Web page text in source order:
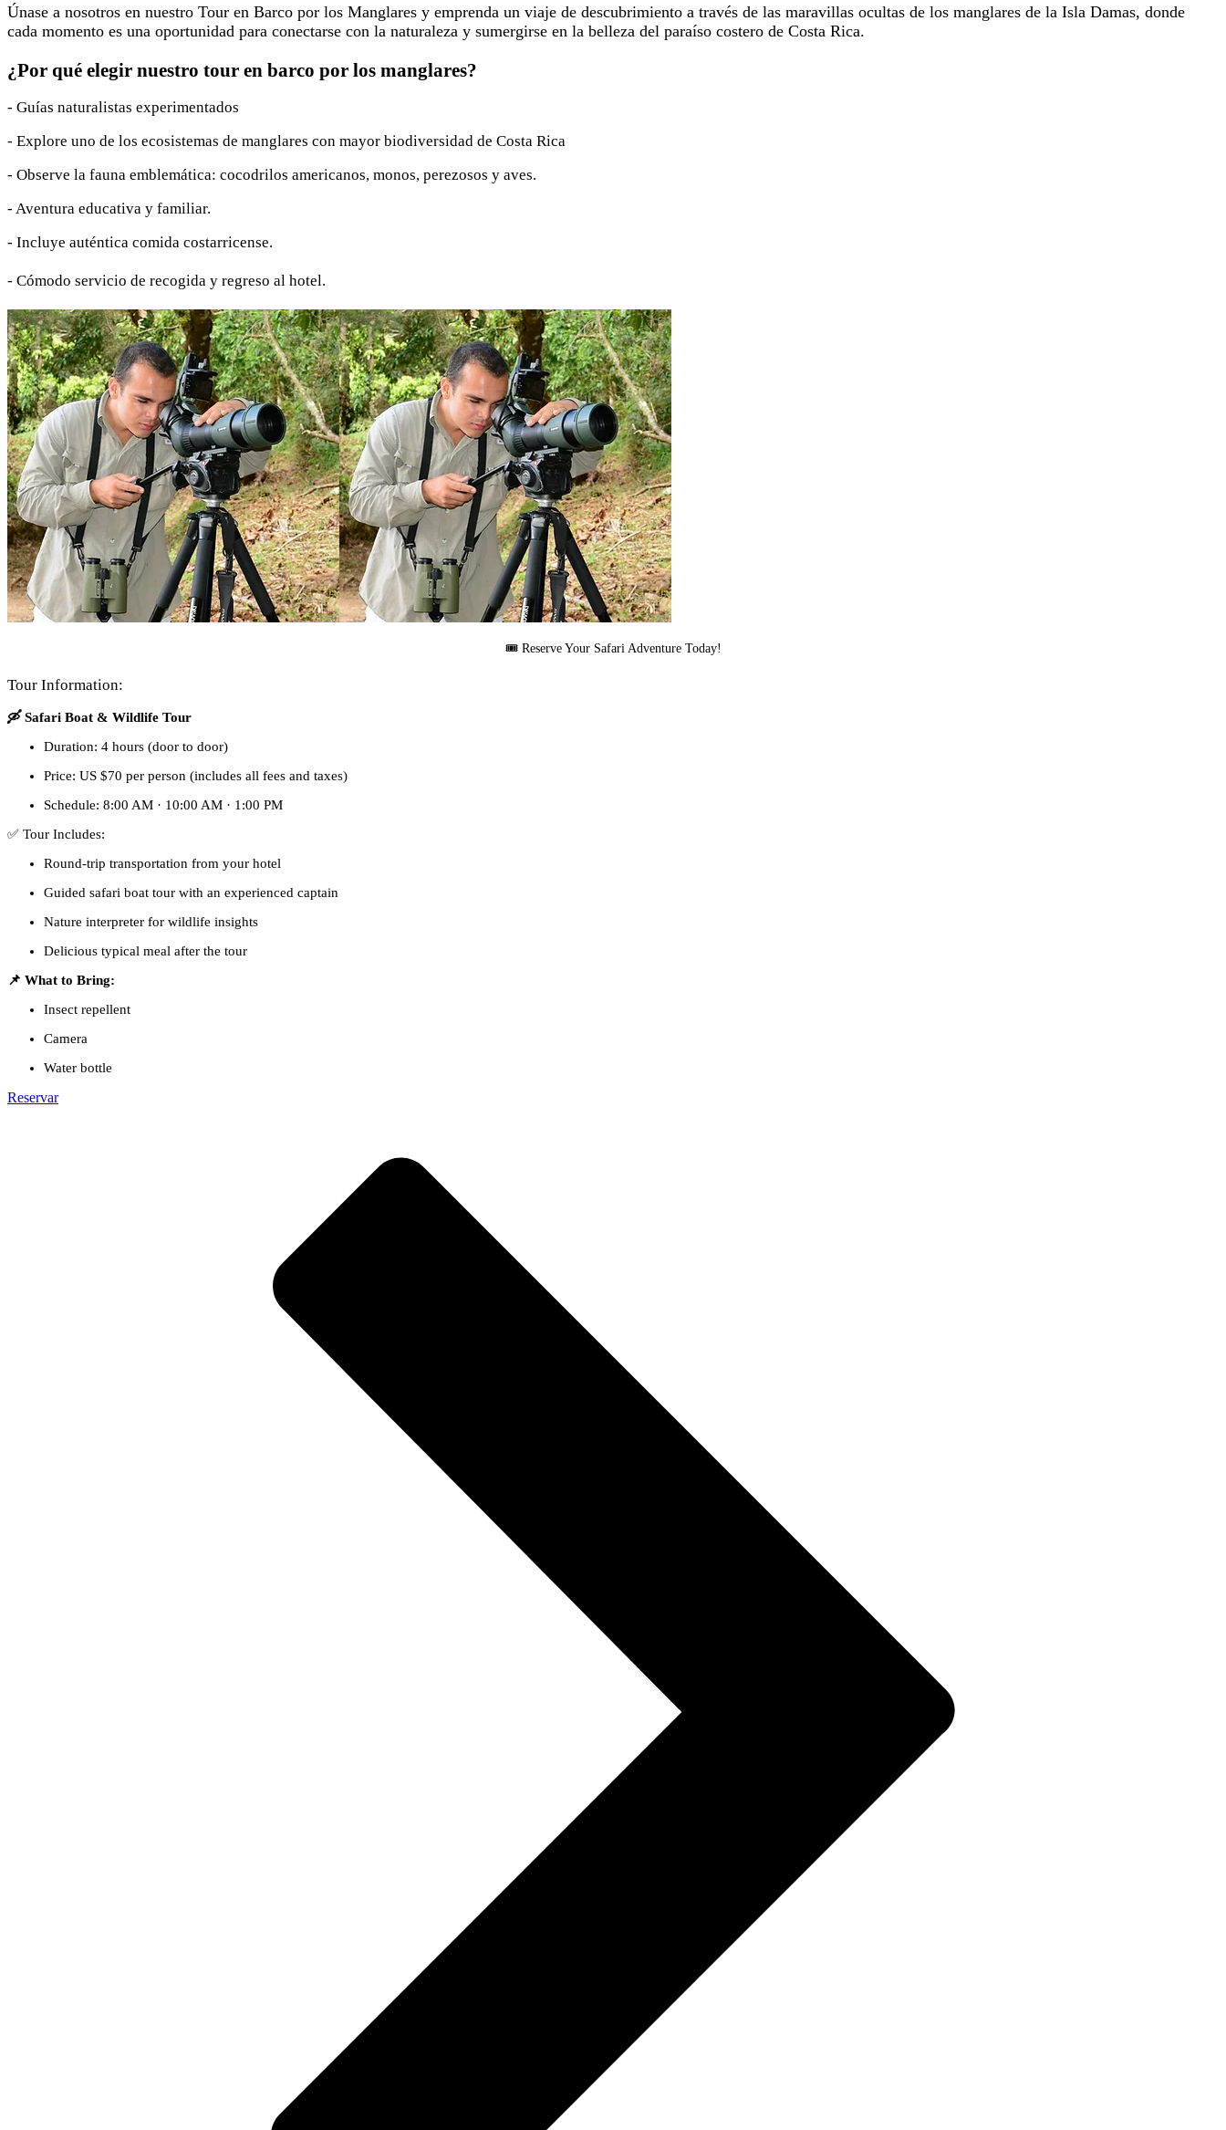
Únase a nosotros en nuestro Tour en Barco por los Manglares y emprenda un viaje de descubrimiento a través de las maravillas ocultas de los manglares de la Isla Damas, donde
cada momento es una oportunidad para conectarse con la naturaleza y sumergirse en la belleza del paraíso costero de Costa Rica.
¿Por qué elegir nuestro tour en barco por los manglares?
- Guías naturalistas experimentados
- Explore uno de los ecosistemas de manglares con mayor biodiversidad de Costa Rica
- Observe la fauna emblemática: cocodrilos americanos, monos, perezosos y aves.
- Aventura educativa y familiar.
- Incluye auténtica comida costarricense.
- Cómodo servicio de recogida y regreso al hotel.
🎟 Reserve Your Safari Adventure Today!
Tour Information:
🛶 Safari Boat & Wildlife Tour
Duration: 4 hours (door to door)
Price: US $70 per person (includes all fees and taxes)
Schedule: 8:00 AM · 10:00 AM · 1:00 PM
✅ Tour Includes:
Round-trip transportation from your hotel
Guided safari boat tour with an experienced captain
Nature interpreter for wildlife insights
Delicious typical meal after the tour
📌 What to Bring:
Insect repellent
Camera
Water bottle
Reservar